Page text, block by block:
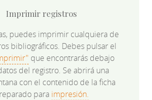
Imprimir registros
puedes imprimir cualquiera de
bibliográficos. Debes pulsar el
que encontrarás debajo
del registro. Se abrirá una
con el contenido de la ficha
para impresión.